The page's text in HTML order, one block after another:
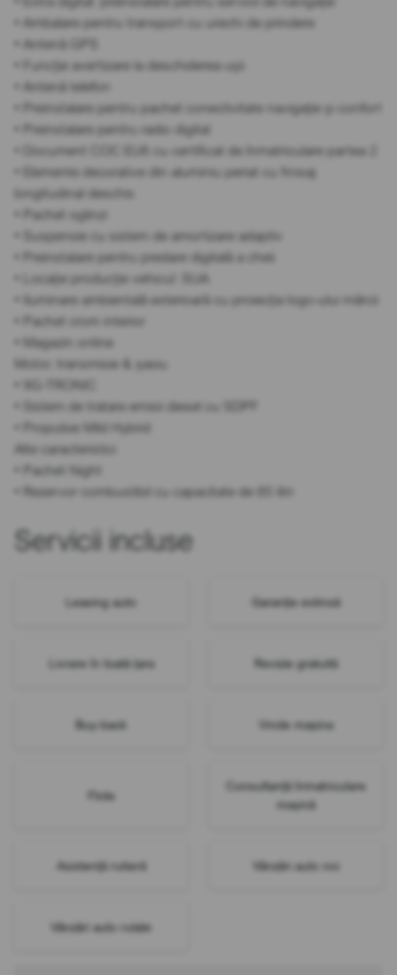
• Ambalare pentru transport cu urechi de prindere
• Antenă GPS
• Funcție avertizare la deschiderea ușii
• Antenă telefon
• Preinstalare pentru pachet conectivitate navigație și confort
• Preinstalare pentru radio digital
• Document COC EU6 cu certificat de înmatriculare partea 2
• Elemente decorative din aluminiu periat cu finisaj
longitudinal deschis
• Pachet oglinzi
• Suspensie cu sistem de amortizare adaptiv
• Preinstalare pentru predare digitală a cheii
• Locație producție vehicul: SUA
• Iluminare ambientală exterioară cu proiecția logo-ului mărcii
• Pachet crom interior
• Magazin online
Motor, transmisie & șasiu
• 9G-TRONIC
• Sistem de tratare emisii diesel cu SDPF
• Propulsie Mild Hybrid
Alte caracteristici
• Pachet Night
• Rezervor combustibil cu capacitate de 85 litri
Servicii incluse
Leasing auto Garanție extinsă
Livrare în toată țara Revizie gratuită
Buy-back Vinde mașina
Flote
Consultanță înmatriculare
mașină
Asistență rutieră Vânzări auto noi
Vânzări auto rulate